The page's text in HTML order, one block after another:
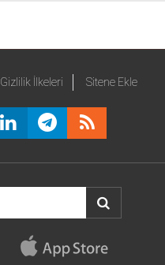
Gizlilik İlkeleri Sitene Ekle